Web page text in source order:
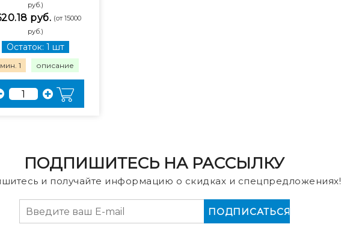
руб.)
руб. (от 15000
руб.)
Остаток: 1 шт
мин. 1 описание
ПОДПИШИТЕСЬ НА РАССЫЛКУ
и получайте информацию о скидках и спецпредложениях!